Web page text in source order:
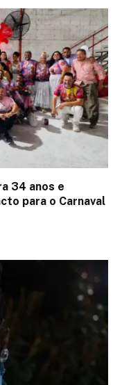
34 anos e
para o Carnaval